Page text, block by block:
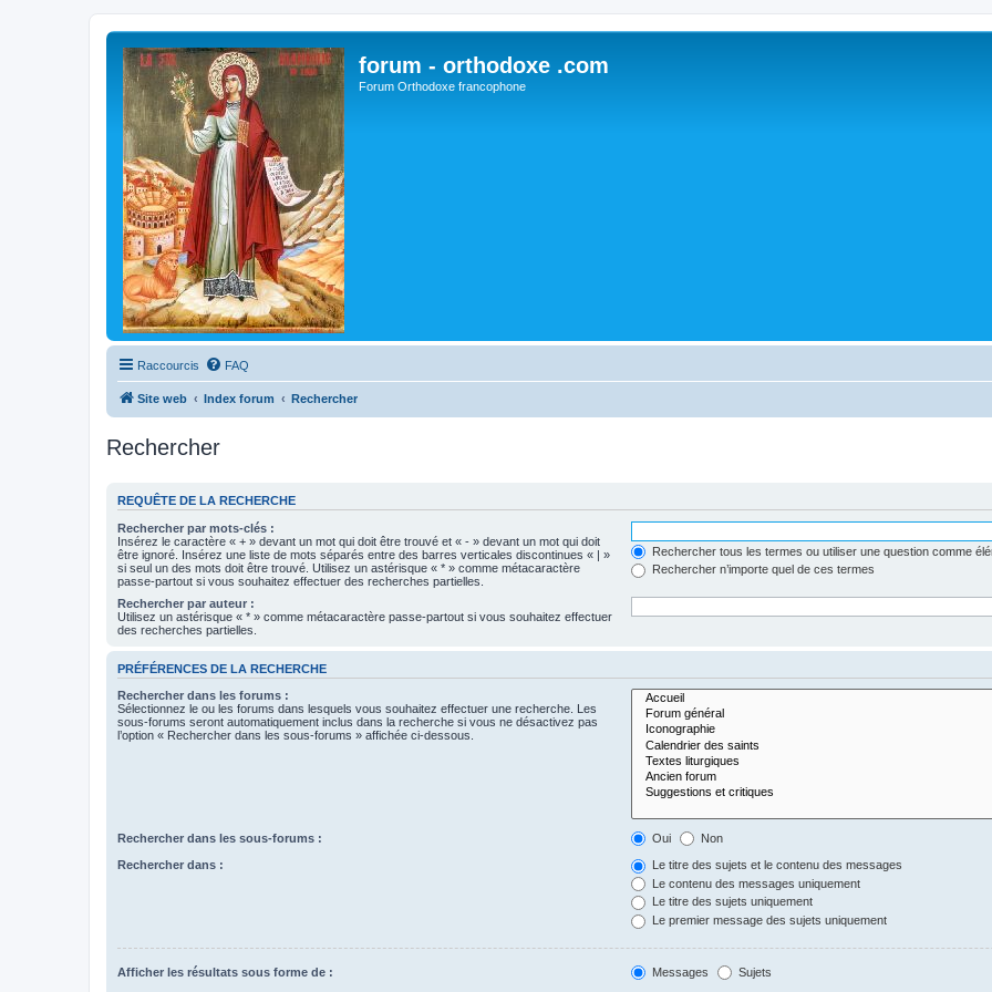
forum - orthodoxe .com
Forum Orthodoxe francophone
Raccourcis FAQ
Site web Index forum Rechercher
Rechercher
REQUÊTE DE LA RECHERCHE
Rechercher par mots-clés :
Insérez le caractère « + » devant un mot qui doit être trouvé et « - » devant un mot qui doit
être ignoré. Insérez une liste de mots séparés entre des barres verticales discontinues « | »
si seul un des mots doit être trouvé. Utilisez un astérisque « * » comme métacaractère
passe-partout si vous souhaitez effectuer des recherches partielles.
Rechercher tous les termes ou utiliser une question comme
Rechercher n’importe quel de ces termes
Rechercher par auteur :
Utilisez un astérisque « * » comme métacaractère passe-partout si vous souhaitez effectuer
des recherches partielles.
PRÉFÉRENCES DE LA RECHERCHE
Rechercher dans les forums :
Sélectionnez le ou les forums dans lesquels vous souhaitez effectuer une recherche. Les
sous-forums seront automatiquement inclus dans la recherche si vous ne désactivez pas
l’option « Rechercher dans les sous-forums » affichée ci-dessous.
Rechercher dans les sous-forums : Oui Non
Rechercher dans :
Le titre des sujets et le contenu des messages
Le contenu des messages uniquement
Le titre des sujets uniquement
Le premier message des sujets uniquement
Afficher les résultats sous forme de : Messages Sujets